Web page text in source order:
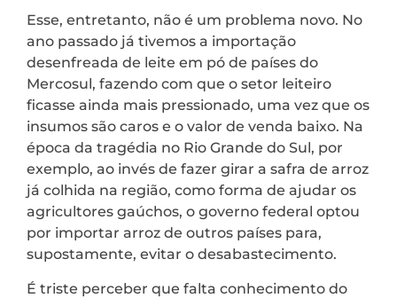
Esse, entretanto, não é um problema novo. No
ano passado já tivemos a importação
desenfreada de leite em pó de países do
Mercosul, fazendo com que o setor leiteiro
ficasse ainda mais pressionado, uma vez que os
insumos são caros e o valor de venda baixo. Na
época da tragédia no Rio Grande do Sul, por
exemplo, ao invés de fazer girar a safra de arroz
já colhida na região, como forma de ajudar os
agricultores gaúchos, o governo federal optou
por importar arroz de outros países para,
supostamente, evitar o desabastecimento.
É triste perceber que falta conhecimento do